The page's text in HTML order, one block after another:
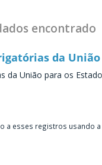
encontrado
da União
da União para os
a esses registros usando a